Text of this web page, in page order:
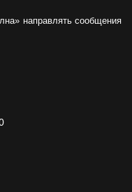
направлять сообщения